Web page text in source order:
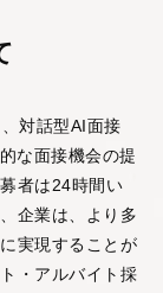
対話型AI面接
な面接機会の提
者は24時間い
企業は、より多
実現することが
・アルバイト採